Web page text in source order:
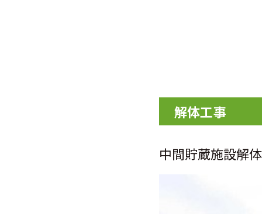
解体工事
中間貯蔵施設解